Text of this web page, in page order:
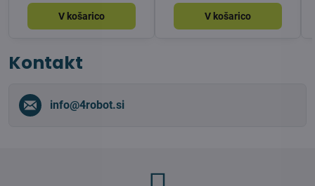
V košarico V košarico
Kontakt
info​@4robot​.si